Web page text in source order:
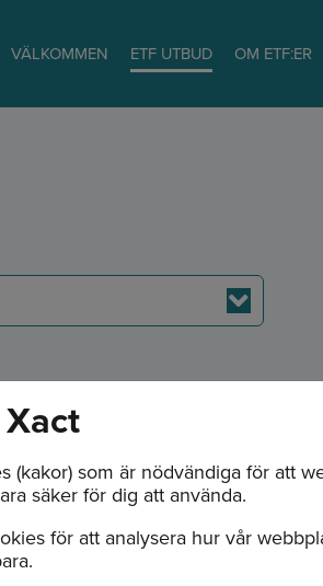
VÄLKOMMEN ETF UTBUD OM ETF:ER
(kakor) som är nödvändiga för att
säker för dig att använda.
för att analysera hur vår